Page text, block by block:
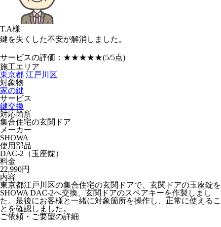
T.A様
鍵を失くした不安が解消しました。
サービスの評価： ★★★★★(5/5点)
施工エリア
東京都 江戸川区
対象物
家の鍵
サービス
鍵交換
対応箇所
集合住宅の玄関ドア
メーカー
SHOWA
使用部品
DAC-2（玉座錠）
料金
22,990円
内容
東京都江戸川区の集合住宅の玄関ドアで、玄関ドアの玉座錠を
SHOWA DAC-2へ交換、玄関ドアのスペアキーを作製しまし
た。最後にお客様と一緒に対象箇所を操作し、正常に使えるこ
とを確認しました。
ご依頼・ご要望の詳細